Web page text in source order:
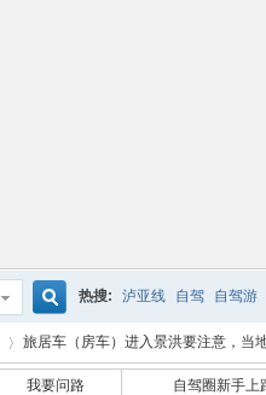
搜
热搜: 泸亚线 自驾 自驾游
旅居车（房车）进入景洪要注意，当
我要问路 自驾圈新手上